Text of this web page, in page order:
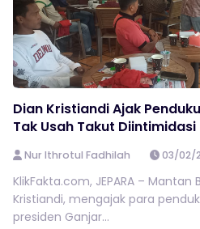
Dian Kristiandi Ajak
Tak Usah Takut Diintimidasi
Nur Ithrotul Fadhilah 03/02/
KlikFakta.com, JEPARA – Mantan
Kristiandi, mengajak para
presiden Ganjar...